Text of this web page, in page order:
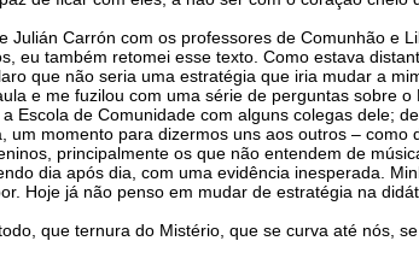
Carrón com os professores de Comunhão e
também retomei esse texto. Como estava
que não seria uma estratégia que iria mudar a
e me fuzilou com uma série de perguntas sobre
de Comunidade com alguns colegas dele;
momento para dizermos uns aos outros – como
principalmente os que não entendem de
dia após dia, com uma evidência inesperada.
Hoje já não penso em mudar de estratégia na
que ternura do Mistério, que se curva até nós,